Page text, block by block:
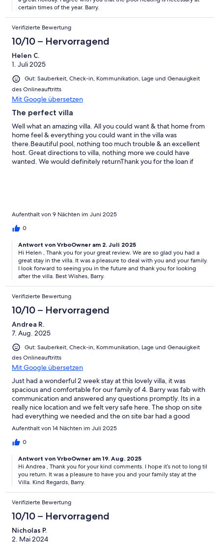
certain times of the year. Barry.
Verifizierte Bewertung
10/10 – Hervorragend
Helen C.
1. Juli 2025
Gut: Sauberkeit, Check-in, Kommunikation, Lage und Genauigkeit
des Onlineauftritts
Mit Google übersetzen
The perfect villa
Well what an amazing villa. All you could want & that home from
home feel & everything you could want in the villa was
there.Beautiful pool, nothing too much trouble & an excellent
host. Great directions to villa, nothing more we could have
wanted. We would definitely returnThank you for the loan if
Aufenthalt von 9 Nächten im Juni 2025
0
Antwort von VrboOwner am 2. Juli 2025
Hi Helen , Thank you for your great review. We are so glad you had a
great stay in the villa. It was a pleasure to deal with you and your family.
I look forward to seeing you in the future and thank you for looking
after the villa. Best Wishes, Barry.
Verifizierte Bewertung
10/10 – Hervorragend
Andrea R.
7. Aug. 2025
Gut: Sauberkeit, Check-in, Kommunikation, Lage und Genauigkeit
des Onlineauftritts
Mit Google übersetzen
Just had a wonderful 2 week stay at this lovely villa, it was
spacious and comfortable for our family of 4. Barry was fab with
communication and answered any questions promptly. Its in a
really nice location and we felt very safe here. The shop on site
had everything we needed and the on site bar had a good
selection of drinks with the restaurant being reasonably priced
anyone looking for a nice relaxing holiday. Thanks Again Barry.
Aufenthalt von 14 Nächten im Juli 2025
0
Antwort von VrboOwner am 19. Aug. 2025
Hi Andrea , Thank you for your kind comments. I hope it’s not to long til
you return. It was a pleasure to have you and your family stay at the
Villa. Kind Regards, Barry.
Verifizierte Bewertung
10/10 – Hervorragend
Nicholas P.
2. Mai 2024